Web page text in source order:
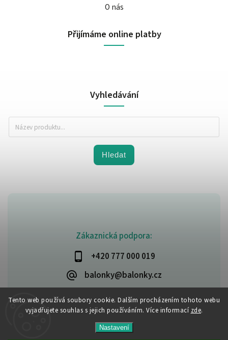
Tento web používá soubory cookie. Dalším procházením tohoto webu
vyjadřujete souhlas s jejich používáním. Více informací zde.
Nastavení
Zákaznická podpora:
+420 777 000 019
balonky@balonky.cz
O nás
Přijímáme online platby
Vyhledávání
Hledat
Party-narozeniny. Všechna práva vyhrazena.
Upravit nastavení cookies